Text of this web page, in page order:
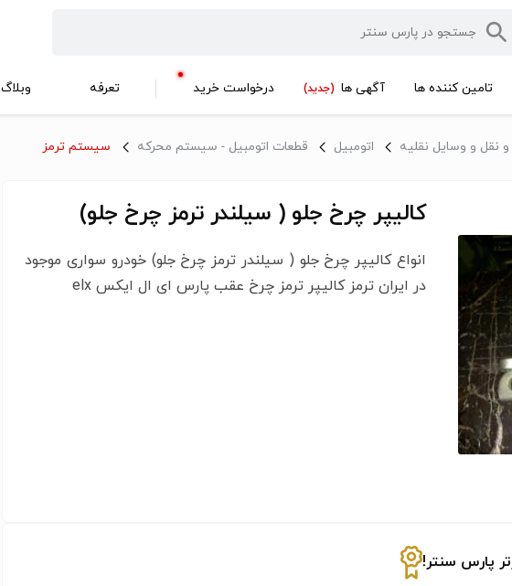
تامین کننده ها آگهی ها (جدید) درخواست خرید تعرفه وبلاگ
نقل و وسایل نقلیه اتومبیل قطعات اتومبیل - سیستم محرکه سیستم ترمز
کالیپر چرخ جلو ( سیلندر ترمز چرخ جلو)
انواع کالیپر چرخ جلو ( سیلندر ترمز چرخ جلو) خودرو سواری موجود
در ایران ترمز کالیپر ترمز چرخ عقب پارس ای ال ایکس elx
پارس سنتر!